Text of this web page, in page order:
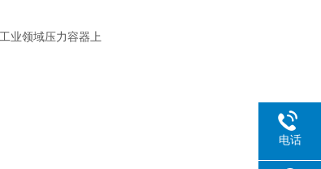
业领域压力容器上
电话